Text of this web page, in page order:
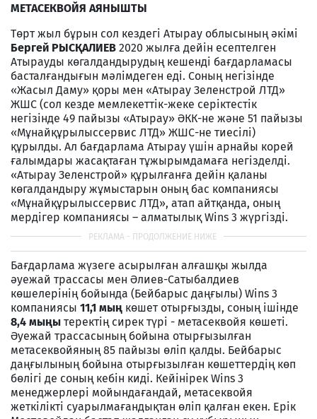
МЕТАСЕКВОЙЯ АЯНЫШТЫ
Төрт жыл бұрын сол кездегі Атырау облысының әкімі
Бергей РЫСҚАЛИЕВ 2020 жылға дейін есептелген
Атырауды көгалдандырудың кешенді бағдарламасы
басталғандығын мәлімдеген еді. Соның негізінде
«Жасыл Даму» қоры мен «Атырау Зеленстрой ЛТД»
ЖШС (сол кезде мемлекеттік-жеке серіктестік
негізінде 49 пайызы «Атырау» ӘКК-не және 51 пайызы
«Мұнайқұрылыссервис ЛТД» ЖШС-не тиесілі)
құрылды. Ал бағдарлама Атырау үшін арнайы корей
ғалымдары жасақтаған тұжырымдамаға негізделді.
«Атырау Зеленстрой» құрылғанға дейін қаланы
көгалдандыру жұмыстарын оның бас компаниясы
«Мұнайқұрылыссервис ЛТД», атап айтқанда, оның
мердігер компаниясы – алматылық Wins 3 жүргізді.
Бағдарлама жүзеге асырылған алғашқы жылда
әуежай трассасы мен Әлиев-Сатыбалдиев
көшелерінің бойында (Бейбарыс даңғылы) Wins 3
компаниясы 11,1 мың көшет отырғызды, соның ішінде
8,4 мыңы теректің сирек түрі - метасеквойя көшеті.
Әуежай трассасының бойына отырғызылған
метасеквойяның 85 пайызы өліп қалды. Бейбарыс
даңғылының бойына отырғызылған көшеттердің көп
бөлігі де соның кебін киді. Кейінірек Wins 3
менеджерлері мойындағандай, метасеквойя
жеткілікті суарылмағандықтан өліп қалған екен. Ерік